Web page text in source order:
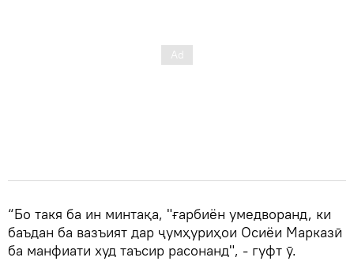
“Бо такя ба ин минтақа, "ғарбиён умедворанд, ки
баъдан ба вазъият дар ҷумҳуриҳои Осиёи Марказӣ
ба манфиати худ таъсир расонанд", - гуфт ӯ.